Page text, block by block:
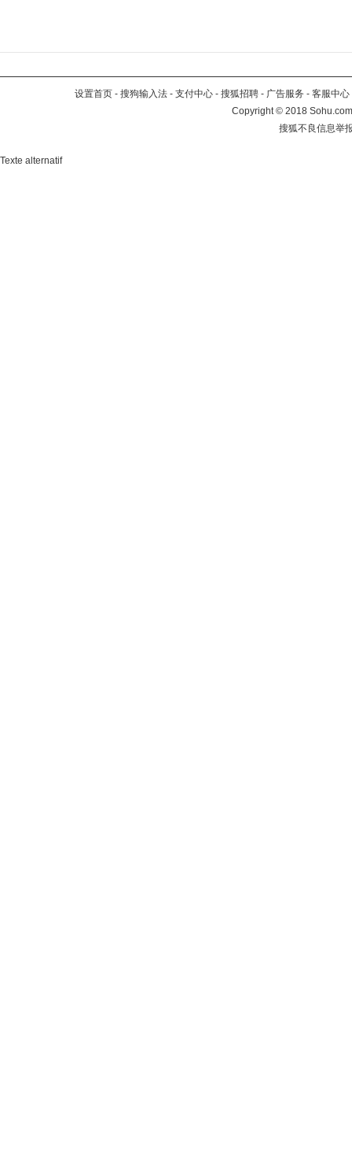
设置首页 - 搜狗输入法 - 支付中心 - 搜狐招聘 - 广告服务 - 客服中心
Copyright©2018
搜狐不良信息举
Texte alternatif